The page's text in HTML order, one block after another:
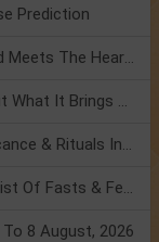
Prediction
Mercury Transit In Cancer: When The Mind Meets The Heart!
Mercury Transit In Cancer 2026: Check Out What It Brings For You
Shravan Somvar Vrat 2026: Dates, Significance & Rituals In August
Weekly Horoscope 3 To 9 August, 2026: List Of Fasts & Festivals
8 August, 2026